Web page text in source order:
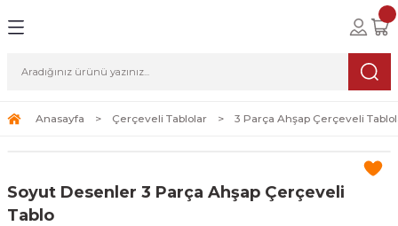
Tablolar
Tablolar
Sanat
Anasayfa Çerçeveli Tablolar 3 Parça Ahşap Çerçeveli
Soyut Desenler 3 Parça Ahşap Çerçeveli
Tablo